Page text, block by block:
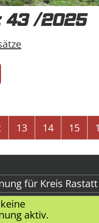
43 /2025
13 14 15
für Kreis Rastatt
aktiv.